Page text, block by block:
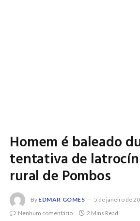
Homem é baleado
tentativa de
rural de Pombos
By EDMAR GOMES
5 de janeiro de
Nenhum comentário
2 Mins Read